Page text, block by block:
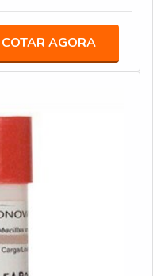
veterinária;
acondicionar uma
instrumentos,
COTAR AGORA